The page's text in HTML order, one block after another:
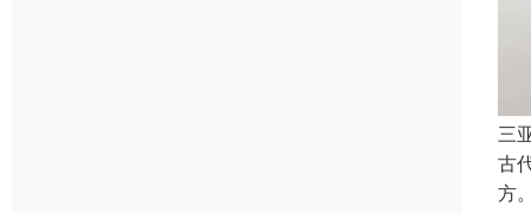
三
古
方